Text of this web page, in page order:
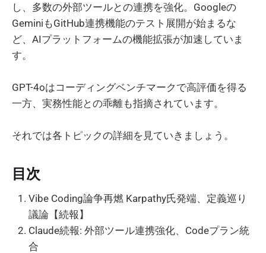
し、多数の外部ツールとの連携を強化。Googleの
GeminiもGitHub連携機能のテスト展開が始まるな
ど、AIプラットフォームの機能拡張が加速していま
す。
GPT-4oはコーディングベンチマークで高評価を得る
一方、実務性能との乖離も指摘されています。
それでは各トピックの詳細を見ていきましょう。
目次
Vibe Coding論争再燃 Karpathy氏発端、定義巡り
議論【続報】
Claude続報: 外部ツール連携強化、Codeプラン統
合